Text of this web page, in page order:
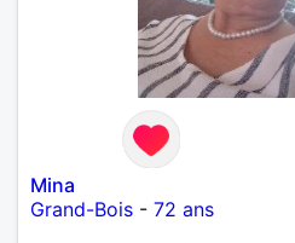
Mina
Grand-Bois - 72 ans